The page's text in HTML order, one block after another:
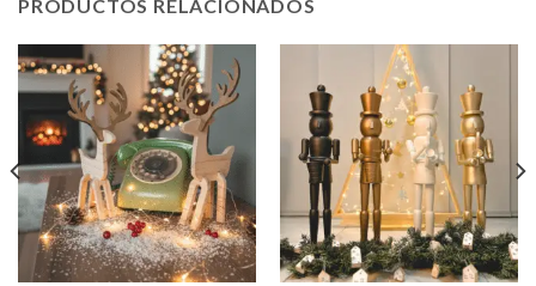
PRODUCTOS RELACIONADOS